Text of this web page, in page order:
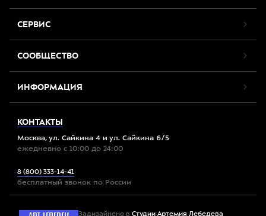
СЕРВИС
СООБЩЕСТВО
ИНФОРМАЦИЯ
КОНТАКТЫ
Москва, ул. Сайкина 4 и ул. Сайкина 6/5
ежедневно с 10:00 до 24:00
8 (800) 333-14-41
бесплатный звонок по России
Задизайнено в Студии Артемия Лебедева